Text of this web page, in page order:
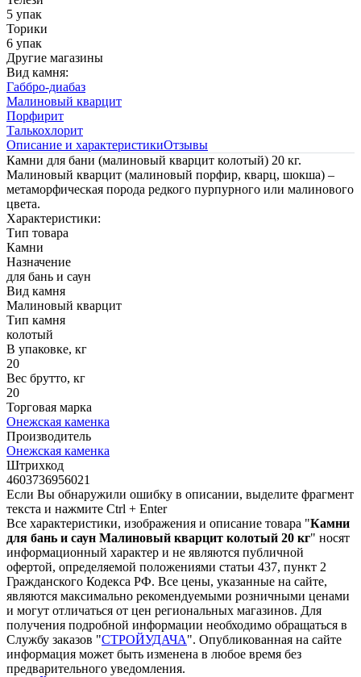
5 упак
Торики
6 упак
Другие магазины
Вид камня:
Габбро-диабаз
Малиновый кварцит
Порфирит
Талькохлорит
Описание и характеристикиОтзывы
Камни для бани (малиновый кварцит колотый) 20 кг.
Малиновый кварцит (малиновый порфир, кварц, шокша) –
метаморфическая порода редкого пурпурного или малинового
цвета.
Характеристики:
Тип товара
Камни
Назначение
для бань и саун
Вид камня
Малиновый кварцит
Тип камня
колотый
В упаковке, кг
20
Вес брутто, кг
20
Торговая марка
Онежская каменка
Производитель
Онежская каменка
Штрихкод
4603736956021
Если Вы обнаружили ошибку в описании, выделите фрагмент
текста и нажмите Ctrl + Enter
Все характеристики, изображения и описание товара "Камни
для бань и саун Малиновый кварцит колотый 20 кг" носят
информационный характер и не являются публичной
офертой, определяемой положениями статьи 437, пункт 2
Гражданского Кодекса РФ. Все цены, указанные на сайте,
являются максимально рекомендуемыми розничными ценами
и могут отличаться от цен региональных магазинов. Для
получения подробной информации необходимо обращаться в
Службу заказов "СТРОЙУДАЧА". Опубликованная на сайте
информация может быть изменена в любое время без
предварительного уведомления.